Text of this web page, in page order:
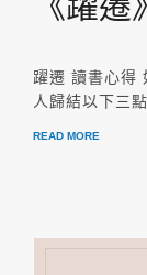
躍遷 讀書心得
人歸結以下三
READ MORE